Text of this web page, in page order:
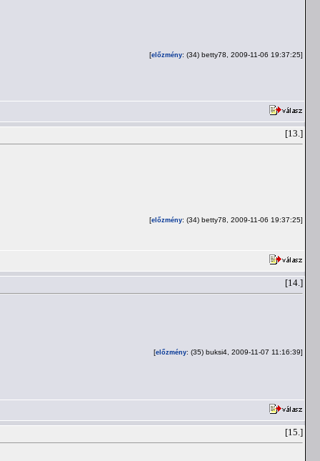
[előzmény: (34) betty78, 2009-11-06 19:37:25]
[13.]
[előzmény: (34) betty78, 2009-11-06 19:37:25]
[14.]
[előzmény: (35) buksi4, 2009-11-07 11:16:39]
[15.]